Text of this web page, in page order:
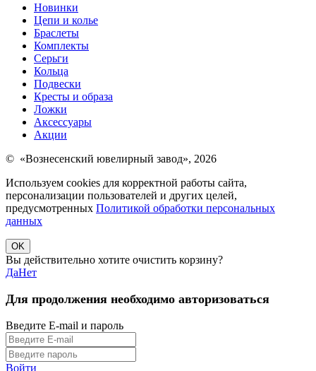
Новинки
Цепи и колье
Браслеты
Комплекты
Серьги
Кольца
Подвески
Кресты и образа
Ложки
Аксессуары
Акции
© «Вознесенский ювелирный завод», 2026
Используем cookies для корректной работы сайта,
персонализации пользователей и других целей,
предусмотренных Политикой обработки персональных
данных
OK
Вы действительно хотите очистить корзину?
ДаНет
Для продолжения необходимо авторизоваться
Введите E-mail и пароль
Войти